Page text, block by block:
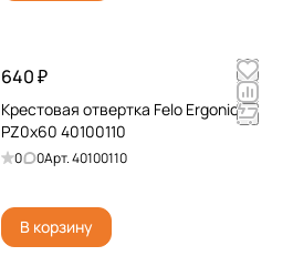
640 ₽
Крестовая отвертка Felo Ergonic
PZ0x60 40100110
0 0Арт.40100110
В корзину